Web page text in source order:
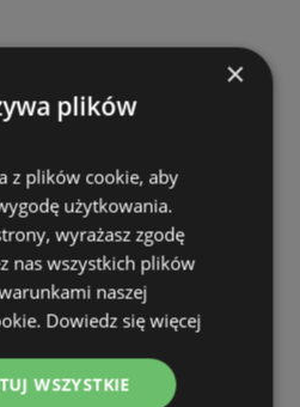
×
plików
z plików cookie, aby
użytkowania.
wyrażasz zgodę
nas wszystkich plików
naszej
Dowiedz się więcej
WSZYSTKIE